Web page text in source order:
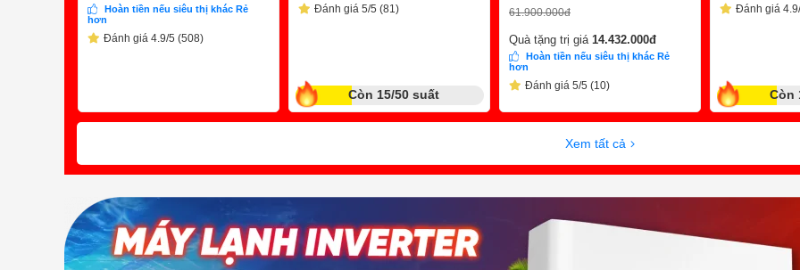
Hoàn tiền nếu siêu thị khác Rẻ
hơn
Đánh giá 4.9/5 (508)
Đánh giá 5/5 (81)
Còn 15/50 suất
61.900.000đ
Quà tặng trị giá 14.432.000đ
Hoàn tiền nếu siêu thị khác Rẻ
hơn
Đánh giá 5/5 (10)
Đánh giá
Còn
Xem tất cả